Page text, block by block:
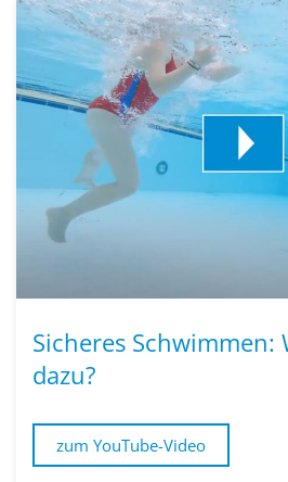
Sicheres Schwimmen:
dazu?
zum YouTube-Video